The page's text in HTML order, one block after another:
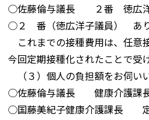
○佐藤倫与議長 ２番 徳広洋
○２ 番（徳広洋子議員） あり
これまでの接種費用は、任意
今回定期接種化されたことで受
（３）個人の負担額をお伺い
○佐藤倫与議長 健康介護課長
○国藤美紀子健康介護課長 定